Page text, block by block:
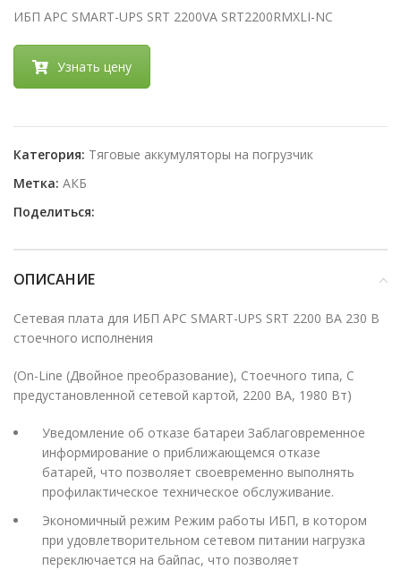
ИБП APC SMART-UPS SRT 2200VA SRT2200RMXLI-NC
Узнать цену
Категория: Тяговые аккумуляторы на погрузчик
Метка: АКБ
Поделиться:
ОПИСАНИЕ
Сетевая плата для ИБП APC SMART-UPS SRT 2200 ВА 230 В
стоечного исполнения
(On-Line (Двойное преобразование), Стоечного типа, С
предустановленной сетевой картой, 2200 ВА, 1980 Вт)
Уведомление об отказе батареи Заблаговременное
информирование о приближающемся отказе
батарей, что позволяет своевременно выполнять
профилактическое техническое обслуживание.
Экономичный режим Режим работы ИБП, в котором
при удовлетворительном сетевом питании нагрузка
переключается на байпас, что позволяет